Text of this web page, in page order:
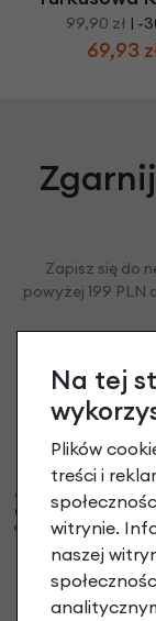
99,90 zł | -
69,93
Zapisz się do
powyżej 199
Możesz zrezygnować
cookie. Administratorem
ul. Świdnicka 49; e-mail:
adres e-mail może
Strona jest chroniona
Na tej
Plików
treści i
witrynie.
naszej